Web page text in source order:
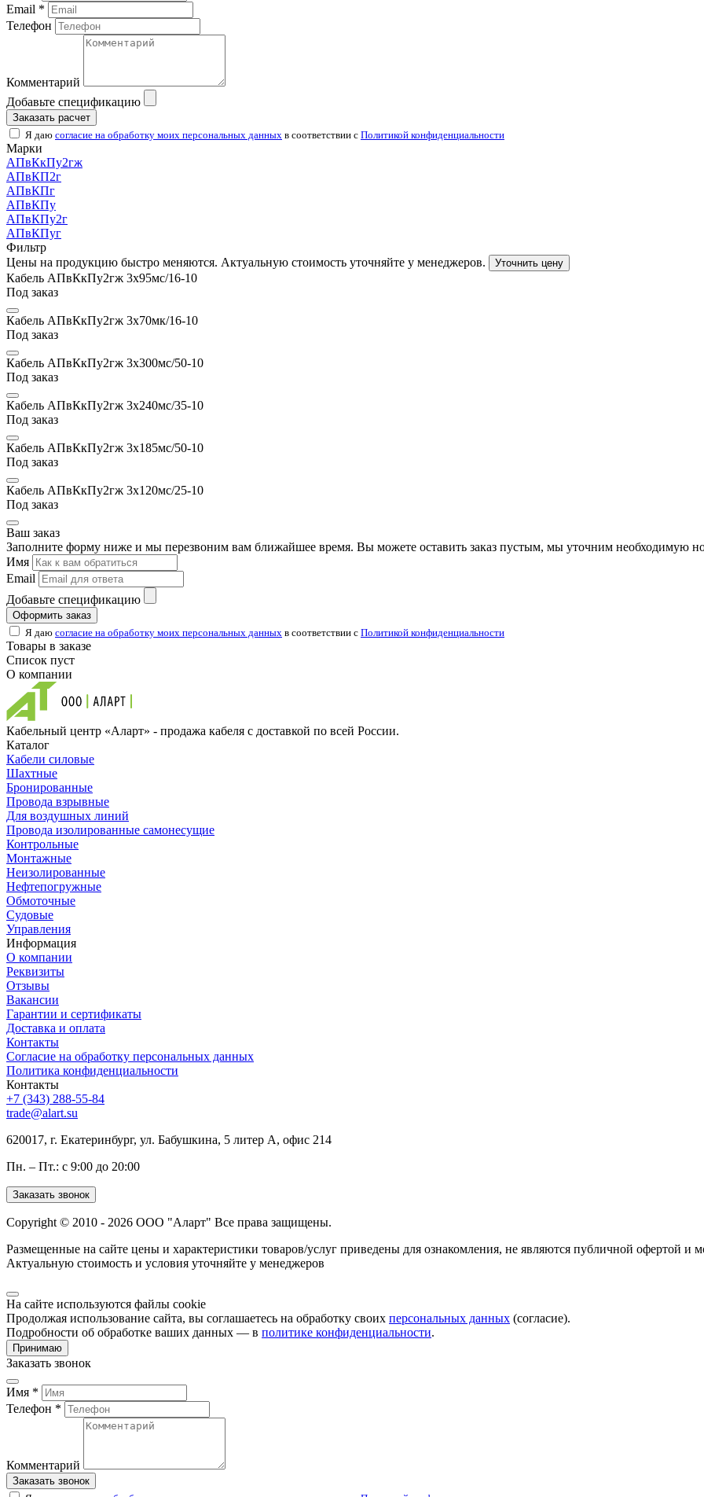
Email *
Телефон
Комментарий
Добавьте спецификацию
Заказать расчет
Я даю согласие на обработку моих персональных данных в соответствии с Политикой конфиденциальности
Марки
АПвКкПу2гж
АПвКП2г
АПвКПг
АПвКПу
АПвКПу2г
АПвКПуг
Фильтр
Цены на продукцию быстро меняются. Актуальную стоимость уточняйте у менеджеров.
Уточнить цену
Кабель АПвКкПу2гж 3х95мс/16-10
Под заказ
Кабель АПвКкПу2гж 3х70мк/16-10
Под заказ
Кабель АПвКкПу2гж 3х300мс/50-10
Под заказ
Кабель АПвКкПу2гж 3х240мс/35-10
Под заказ
Кабель АПвКкПу2гж 3х185мс/50-10
Под заказ
Кабель АПвКкПу2гж 3х120мс/25-10
Под заказ
Ваш заказ
Заполните форму ниже и мы перезвоним вам ближайшее время. Вы можете оставить заказ пустым, мы уточним необходимую
Имя
Email
Добавьте спецификацию
Оформить заказ
Я даю согласие на обработку моих персональных данных в соответствии с Политикой конфиденциальности
Товары в заказе
Список пуст
О компании
Кабельный центр «Аларт» - продажа кабеля с доставкой по всей России.
Каталог
Кабели силовые
Шахтные
Бронированные
Провода взрывные
Для воздушных линий
Провода изолированные самонесущие
Контрольные
Монтажные
Неизолированные
Нефтепогружные
Обмоточные
Судовые
Управления
Информация
О компании
Реквизиты
Отзывы
Вакансии
Гарантии и сертификаты
Доставка и оплата
Контакты
Согласие на обработку персональных данных
Политика конфиденциальности
Контакты
+7 (343) 288-55-84
trade@alart.su
620017, г. Екатеринбург, ул. Бабушкина, 5 литер А, офис 214
Пн. – Пт.: с 9:00 до 20:00
Заказать звонок
Copyright © 2010 - 2026 ООО "Аларт" Все права защищены.
Размещенные на сайте цены и характеристики товаров/услуг приведены для ознакомления, не являются публичной офертой и
Актуальную стоимость и условия уточняйте у менеджеров
На сайте используются файлы cookie
Продолжая использование сайта, вы соглашаетесь на обработку своих персональных данных (согласие).
Подробности об обработке ваших данных — в политике конфиденциальности.
Принимаю
Заказать звонок
Имя *
Телефон *
Комментарий
Заказать звонок